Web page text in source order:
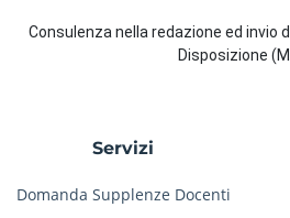
Consulenza nella redazione ed invio
Disposizione
Servizi
Domanda Supplenze Docenti